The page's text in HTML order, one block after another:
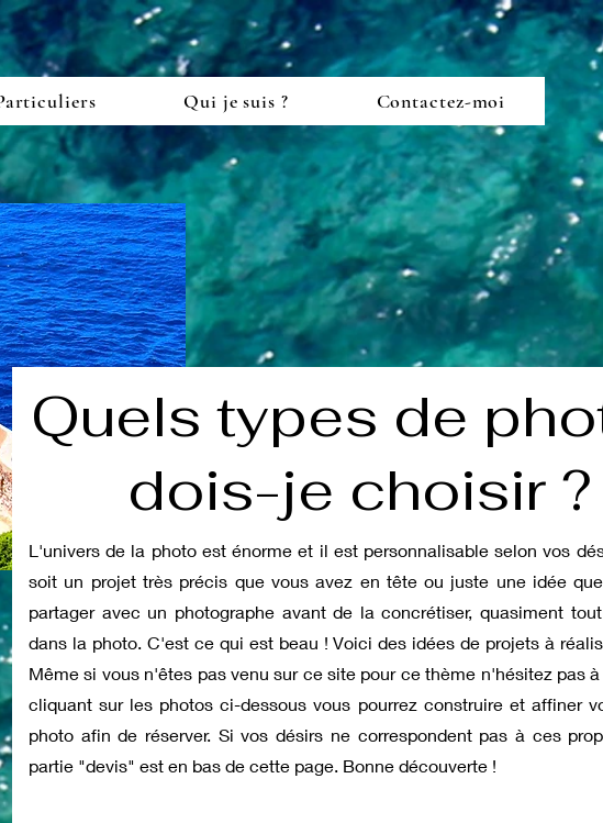
Qui je suis ? Contactez-moi
Quels types de
dois-je choisir ?
L'univers de la photo est énorme et il est personnalisable selon vos
soit un projet très précis que vous avez en tête ou juste une idée
partager avec un photographe avant de la concrétiser, quasiment
dans la photo. C'est ce qui est beau ! Voici des idées de projets à
Même si vous n'êtes pas venu sur ce site pour ce thème n'hésitez pas à
cliquant sur les photos ci-dessous vous pourrez construire et affiner
photo afin de réserver. Si vos désirs ne correspondent pas à ces
partie "devis" est en bas de cette page. Bonne découverte !